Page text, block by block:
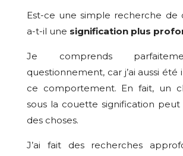
Est-ce une simple recherche de
a-t-il une signification plus
Je comprends
questionnement, car j’ai aussi
ce comportement. En fait, un
sous la couette signification
des choses.
J’ai fait des recherches